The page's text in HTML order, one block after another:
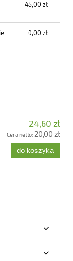
45,00 zł
0,00 zł
24,60 zł
Cena netto: 20,00 zł
do koszyka